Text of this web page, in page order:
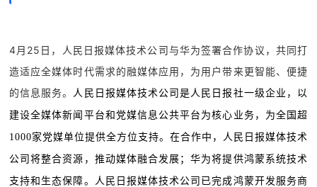
4月25日，人民日报媒体技术公司与华为签署合作协议，共同打
造适应全媒体时代需求的融媒体应用，为用户带来更智能、便捷
的信息服务。
人民日报媒体技术公司是人民日报社一级企业，以
建设全媒体新闻平台和党媒信息公共平台为核心业务，为全国超
1000家党媒单位提供全方位支持。在合作中，人民日报媒体技术
公司将整合资源，推动媒体融合发展；华为将提供鸿蒙系统技术
支持和生态保障。人民日报媒体技术公司已完成鸿蒙开发服务商